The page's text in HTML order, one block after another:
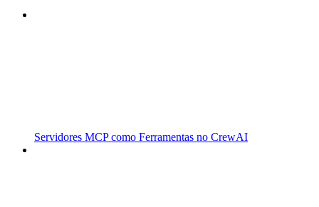
Servidores MCP como Ferramentas no CrewAI